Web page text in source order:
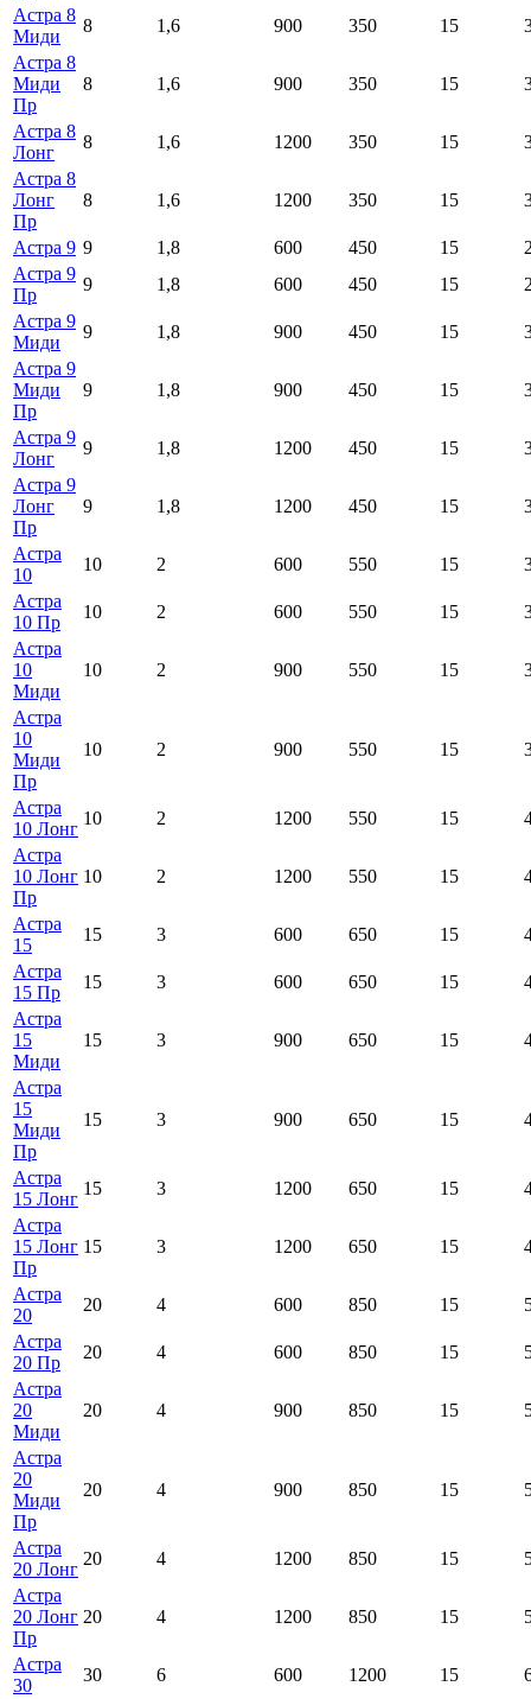
Астра 8
Миди
8 1,6 900 350 15
Астра 8
Миди
Пр
8 1,6 900 350 15
Астра 8
Лонг
8 1,6 1200 350 15
Астра 8
Лонг
Пр
8 1,6 1200 350 15
Астра 9 9 1,8 600 450 15
Астра 9
Пр
9 1,8 600 450 15
Астра 9
Миди
9 1,8 900 450 15
Астра 9
Миди
Пр
9 1,8 900 450 15
Астра 9
Лонг
9 1,8 1200 450 15
Астра 9
Лонг
Пр
9 1,8 1200 450 15
Астра
10
10 2 600 550 15
Астра
10 Пр
10 2 600 550 15
Астра
10
Миди
10 2 900 550 15
Астра
10
Миди
Пр
10 2 900 550 15
Астра
10 Лонг
10 2 1200 550 15
Астра
10 Лонг
Пр
10 2 1200 550 15
Астра
15
15 3 600 650 15
Астра
15 Пр
15 3 600 650 15
Астра
15
Миди
15 3 900 650 15
Астра
15
Миди
Пр
15 3 900 650 15
Астра
15 Лонг
15 3 1200 650 15
Астра
15 Лонг
Пр
15 3 1200 650 15
Астра
20
20 4 600 850 15
Астра
20 Пр
20 4 600 850 15
Астра
20
Миди
20 4 900 850 15
Астра
20
Миди
Пр
20 4 900 850 15
Астра
20 Лонг
20 4 1200 850 15
Астра
20 Лонг
Пр
20 4 1200 850 15
Астра
30
30 6 600 1200 15